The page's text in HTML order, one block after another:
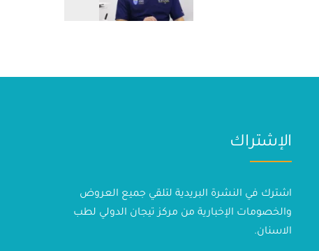
الإشتراك
اشترك في النشرة البريدية لتلقي جميع العروض
والخصومات الإخبارية من مركز تيجان الدولي لطب
الاسنان.